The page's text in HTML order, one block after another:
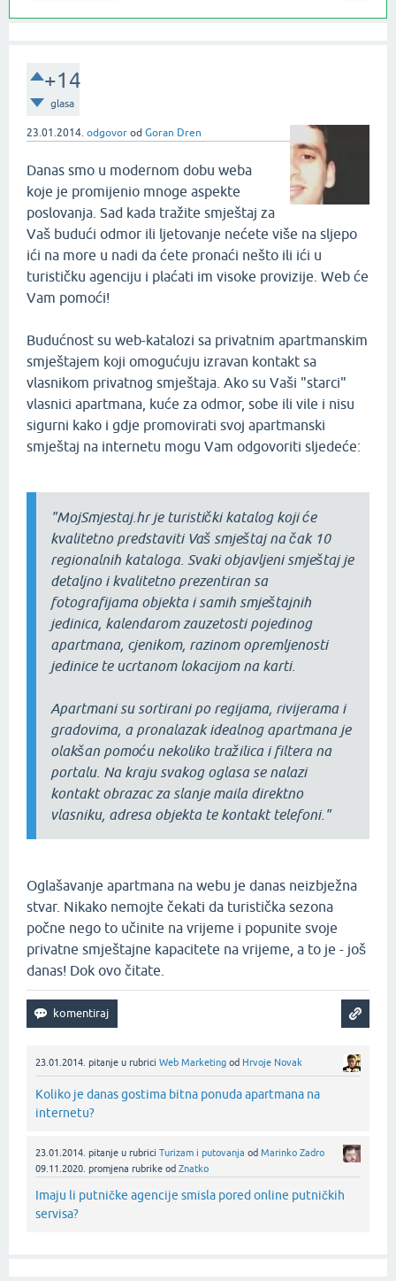
+14
glasa
23.01.2014. odgovor od Goran Dren
Danas smo u modernom dobu weba
koje je promijenio mnoge aspekte
poslovanja. Sad kada tražite smještaj za
Vaš budući odmor ili ljetovanje nećete više na sljepo
ići na more u nadi da ćete pronaći nešto ili ići u
turističku agenciju i plaćati im visoke provizije. Web će
Vam pomoći!
Budućnost su web-katalozi sa privatnim apartmanskim
smještajem koji omogućuju izravan kontakt sa
vlasnikom privatnog smještaja. Ako su Vaši "starci"
vlasnici apartmana, kuće za odmor, sobe ili vile i nisu
sigurni kako i gdje promovirati svoj apartmanski
smještaj na internetu mogu Vam odgovoriti sljedeće:
"MojSmjestaj.hr je turistički katalog koji će
kvalitetno predstaviti Vaš smještaj na čak 10
regionalnih kataloga. Svaki objavljeni smještaj je
detaljno i kvalitetno prezentiran sa
fotografijama objekta i samih smještajnih
jedinica, kalendarom zauzetosti pojedinog
apartmana, cjenikom, razinom opremljenosti
jedinice te ucrtanom lokacijom na karti.
Apartmani su sortirani po regijama, rivijerama i
gradovima, a pronalazak idealnog apartmana je
olakšan pomoću nekoliko tražilica i filtera na
portalu. Na kraju svakog oglasa se nalazi
kontakt obrazac za slanje maila direktno
vlasniku, adresa objekta te kontakt telefoni."
Oglašavanje apartmana na webu je danas neizbježna
stvar. Nikako nemojte čekati da turistička sezona
počne nego to učinite na vrijeme i popunite svoje
privatne smještajne kapacitete na vrijeme, a to je - još
danas! Dok ovo čitate.
23.01.2014. pitanje u rubrici Web Marketing od Hrvoje Novak
Koliko je danas gostima bitna ponuda apartmana na
internetu?
23.01.2014. pitanje u rubrici Turizam i putovanja od Marinko Zadro
09.11.2020. promjena rubrike od Znatko
Imaju li putničke agencije smisla pored online putničkih
servisa?